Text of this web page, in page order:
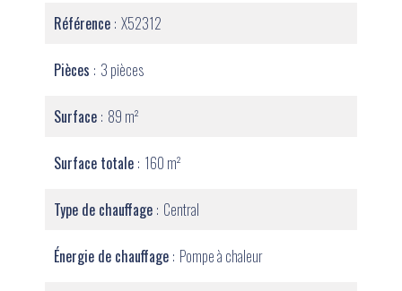
Référence X52312
Pièces 3 pièces
Surface 89 m²
Surface totale 160 m²
Type de chauffage Central
Énergie de chauffage Pompe à chaleur